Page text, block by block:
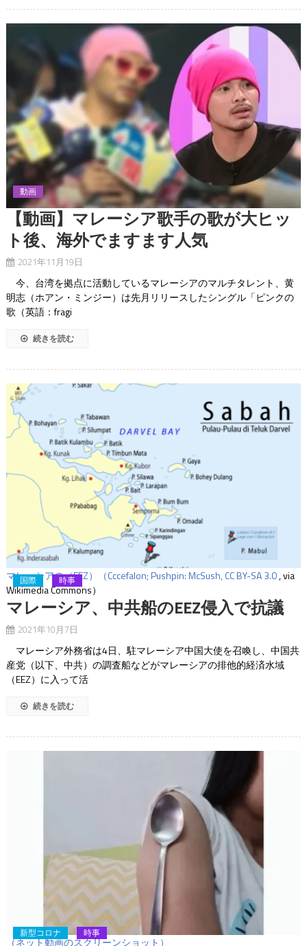
動画
【動画】マレーシア歌手の歌が大ヒッ
ト後、海外でますます人気
2021年11月19日
今、台湾を拠点に活動しているマレーシアのマルチタレント、黄
明志（ホアン・ミンジー）は先月リリースしたシングル「ピンクの
歌（英語：fragi
続きを読む
マレーシアの（EEZ） （Cccefalon; Pushpin: McSush,CC BY-SA 3.0, via
Wikimedia Commons）
国際 時事
マレーシア、中共船のEEZ侵入で抗議
2021年10月7日
マレーシア外務省は4日、駐マレーシア中国大使を召喚し、中国共
産党（以下、中共）の調査船などがマレーシアの排他的経済水域
（EEZ）に入って活
続きを読む
（ネット動画のスクリーンショット）
新型コロナ 時事